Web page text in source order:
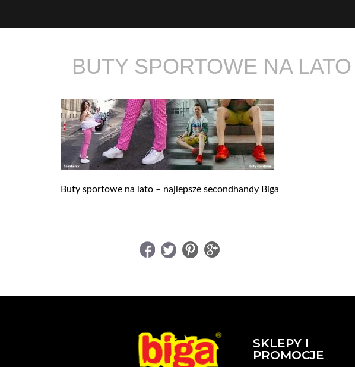
BUTY SPORTOWE NA
Buty sportowe na lato – najlepsze secondhandy Biga
SKLEPY I
PROMOCJE